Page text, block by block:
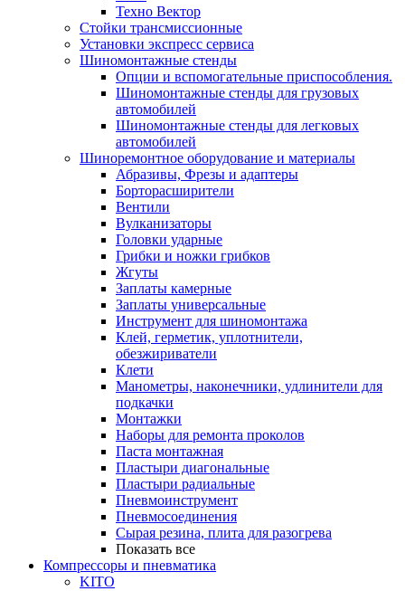
Техно Вектор
Стойки трансмиссионные
Установки экспресс сервиса
Шиномонтажные стенды
Опции и вспомогательные приспособления.
Шиномонтажные стенды для грузовых
автомобилей
Шиномонтажные стенды для легковых
автомобилей
Шиноремонтное оборудование и материалы
Абразивы, Фрезы и адаптеры
Борторасширители
Вентили
Вулканизаторы
Головки ударные
Грибки и ножки грибков
Жгуты
Заплаты камерные
Заплаты универсальные
Инструмент для шиномонтажа
Клей, герметик, уплотнители,
обезжириватели
Клети
Манометры, наконечники, удлинители для
подкачки
Монтажки
Наборы для ремонта проколов
Паста монтажная
Пластыри диагональные
Пластыри радиальные
Пневмоинструмент
Пневмосоединения
Сырая резина, плита для разогрева
Показать все
Компрессоры и пневматика
KITO